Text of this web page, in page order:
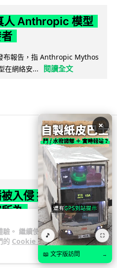
。 繼續使用
的 Cookie 政
人 Anthropic 模型
布報告，指 Anthropic Mythos
在網絡安...
閱讀全文
入侵 播不雅歌曲
為
車站，8 月 4 日廣播系統離奇
遭第三方非法入侵，正調查事
×
🎵 ⛶
📖 文字版訪問 →